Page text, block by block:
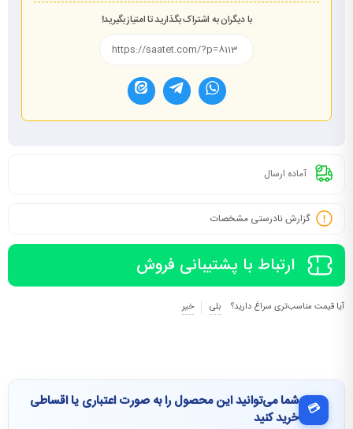
با دیگران به اشتراک بگذارید تا امتیاز بگیرید!
آماده ارسال
گزارش نادرستی مشخصات
ارتباط با پشتیبانی فروش
آیا قیمت مناسب‌تری سراغ دارید؟ بلی خیر
💳 شما می‌توانید این محصول را به صورت اعتباری یا اقساطی
خرید کنید